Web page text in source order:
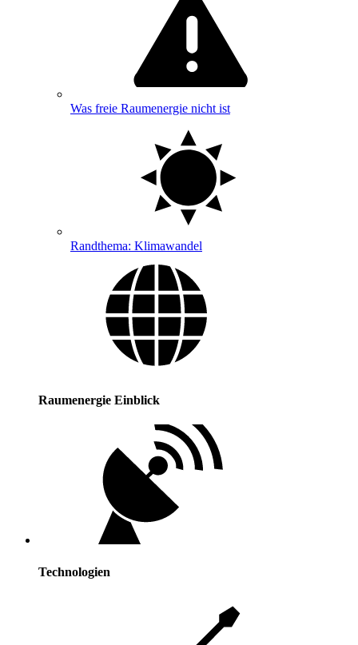
Was freie Raumenergie nicht ist
Randthema: Klimawandel
Raumenergie Einblick
Technologien